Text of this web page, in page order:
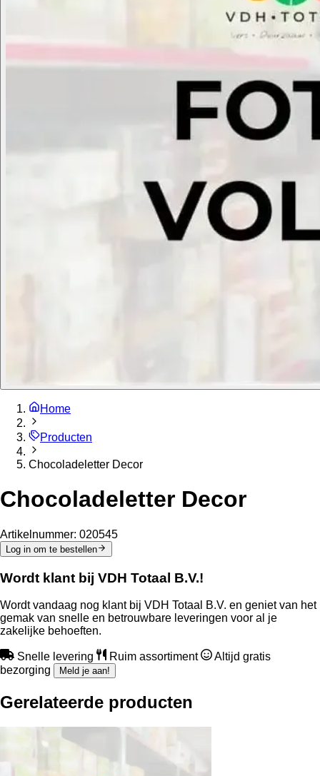
Home
Producten
Chocoladeletter Decor
Chocoladeletter Decor
Artikelnummer: 020545
Log in om te bestellen
Wordt klant bij VDH Totaal B.V.!
Wordt vandaag nog klant bij VDH Totaal B.V. en geniet van het
gemak van snelle en betrouwbare leveringen voor al je
zakelijke behoeften.
Snelle levering Ruim assortiment
Altijd gratis
bezorging
Meld je aan!
Gerelateerde producten